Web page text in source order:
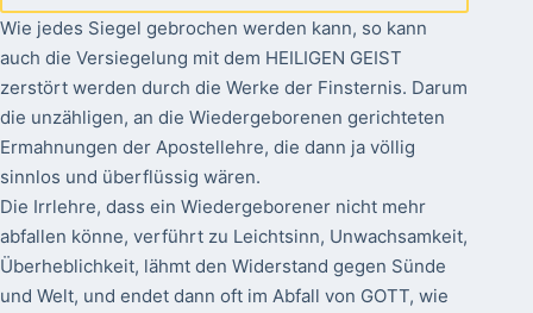
Wie jedes Siegel gebrochen werden kann, so kann
auch die Versiegelung mit dem HEILIGEN GEIST
zerstört werden durch die Werke der Finsternis. Darum
die unzähligen, an die Wiedergeborenen gerichteten
Ermahnungen der Apostellehre, die dann ja völlig
sinnlos und überflüssig wären.
Die Irrlehre, dass ein Wiedergeborener nicht mehr
abfallen könne, verführt zu Leichtsinn, Unwachsamkeit,
Überheblichkeit, lähmt den Widerstand gegen Sünde
und Welt, und endet dann oft im Abfall von GOTT, wie